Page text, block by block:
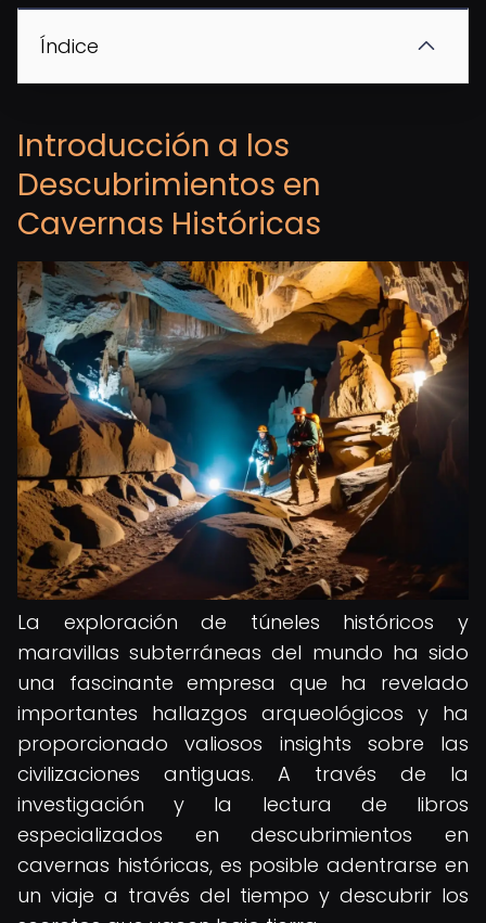
Índice
Introducción a los
Descubrimientos en
Cavernas Históricas
La exploración de túneles históricos y
maravillas subterráneas del mundo ha sido
una fascinante empresa que ha revelado
importantes hallazgos arqueológicos y ha
proporcionado valiosos insights sobre las
civilizaciones antiguas. A través de la
investigación y la lectura de libros
especializados en descubrimientos en
cavernas históricas, es posible adentrarse en
un viaje a través del tiempo y descubrir los